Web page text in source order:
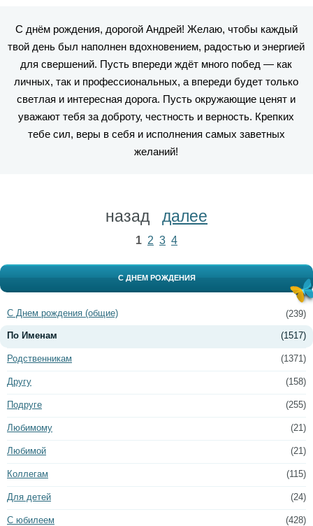
С днём рождения, дорогой Андрей! Желаю, чтобы каждый
твой день был наполнен вдохновением, радостью и энергией
для свершений. Пусть впереди ждёт много побед — как
личных, так и профессиональных, а впереди будет только
светлая и интересная дорога. Пусть окружающие ценят и
уважают тебя за доброту, честность и верность. Крепких
тебе сил, веры в себя и исполнения самых заветных
желаний!
назад далее
1 2 3 4
С ДНЕМ РОЖДЕНИЯ
(239)
С Днем рождения (общие)
(1517)
По Именам
(1371)
Родственникам
(158)
Другу
(255)
Подруге
(21)
Любимому
(21)
Любимой
(115)
Коллегам
(24)
Для детей
(428)
С юбилеем